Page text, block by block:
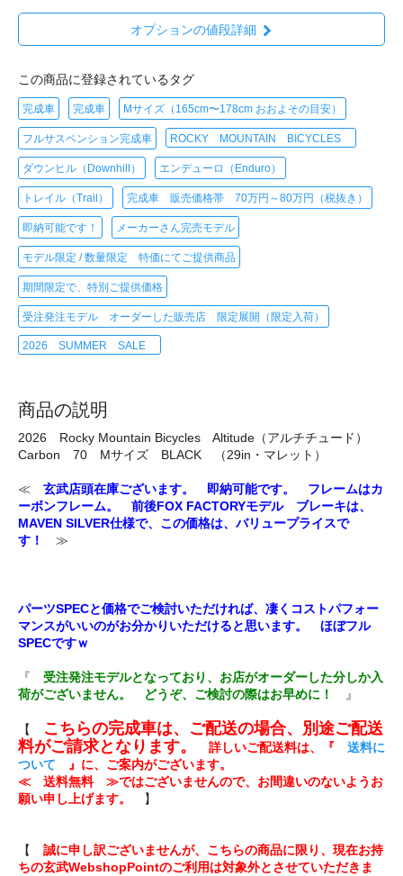
オプションの値段詳細
この商品に登録されているタグ
完成車 完成車 Mサイズ（165cm〜178cm おおよその目安）
フルサスペンション完成車 ROCKY MOUNTAIN BICYCLES
ダウンヒル（Downhill） エンデューロ（Enduro）
トレイル（Trail） 完成車 販売価格帯 70万円～80万円（税抜き）
即納可能です！ メーカーさん完売モデル
モデル限定 / 数量限定 特価にてご提供商品
期間限定で、特別ご提供価格
受注発注モデル オーダーした販売店 限定展開（限定入荷）
2026 SUMMER SALE
商品の説明
2026 Rocky Mountain Bicycles Altitude（アルチチュード）
Carbon 70 Mサイズ BLACK （29in・マレット）
≪ 玄武店頭在庫ございます。 即納可能です。 フレームはカ
ーボンフレーム。 前後FOX FACTORYモデル ブレーキは、
MAVEN SILVER仕様で、この価格は、バリュープライスで
す！
≫
パーツSPECと価格でご検討いただければ、凄くコストパフォー
マンスがいいのがお分かりいただけると思います。 ほぼフル
SPECですｗ
『 受注発注モデルとなっており、お店がオーダーした分しか入
荷がございません。 どうぞ、ご検討の際はお早めに！
』
【
こちらの完成車は、ご配送の場合、別途ご配送
料がご請求となります。
詳しいご配送料は、『 送料に
ついて 』に、ご案内がございます。
≪ 送料無料 ≫ではございませんので、お間違いのないようお
願い申し上げます。
】
【 誠に申し訳ございませんが、こちらの商品に限り、現在お持
ちの玄武WebshopPointのご利用は対象外とさせていただきま